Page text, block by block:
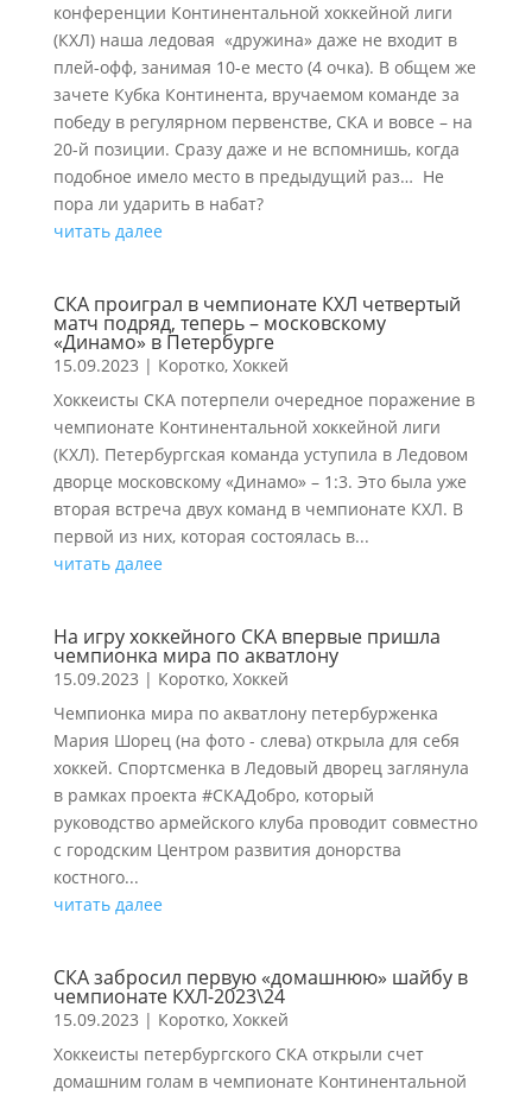
конференции Континентальной хоккейной лиги
(КХЛ) наша ледовая «дружина» даже не входит в
плей-офф, занимая 10-е место (4 очка). В общем же
зачете Кубка Континента, вручаемом команде за
победу в регулярном первенстве, СКА и вовсе – на
20-й позиции. Сразу даже и не вспомнишь, когда
подобное имело место в предыдущий раз… Не
пора ли ударить в набат?
читать далее
СКА проиграл в чемпионате КХЛ четвертый
матч подряд, теперь – московскому
«Динамо» в Петербурге
15.09.2023 | Коротко, Хоккей
Хоккеисты СКА потерпели очередное поражение в
чемпионате Континентальной хоккейной лиги
(КХЛ). Петербургская команда уступила в Ледовом
дворце московскому «Динамо» – 1:3. Это была уже
вторая встреча двух команд в чемпионате КХЛ. В
первой из них, которая состоялась в...
читать далее
На игру хоккейного СКА впервые пришла
чемпионка мира по акватлону
15.09.2023 | Коротко, Хоккей
Чемпионка мира по акватлону петербурженка
Мария Шорец (на фото - слева) открыла для себя
хоккей. Спортсменка в Ледовый дворец заглянула
в рамках проекта #СКАДобро, который
руководство армейского клуба проводит совместно
с городским Центром развития донорства
костного...
читать далее
СКА забросил первую «домашнюю» шайбу в
чемпионате КХЛ-2023\24
15.09.2023 | Коротко, Хоккей
Хоккеисты петербургского СКА открыли счет
домашним голам в чемпионате Континентальной